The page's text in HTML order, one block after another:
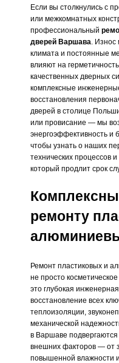
Если вы столкнулись с
или межкомнатных
профессиональный
дверей Варшава. Износ
климата и постоянные
влияют на
качественных дверных
комплексные
восстановления
дверей в столице
или провисание — мы
энергоэффективность и
чтобы узнать о наших
технических процессов
который продлит срок
ремонту
Ремонт пластиковых и
не просто
это глубокая
восстановление всех
теплоизоляции,
механической
в Варшаве
внешних факторов — от
повышенной влажности